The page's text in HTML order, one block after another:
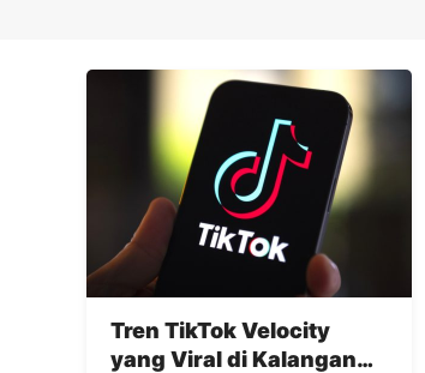
Tren TikTok Velocity
yang Viral di Kalangan